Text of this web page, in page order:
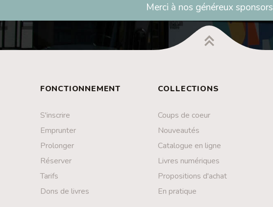
Merci à nos généreux sponsors
FONCTIONNEMENT
S'inscrire
Emprunter
Prolonger
Réserver
Tarifs
Dons de livres
COLLECTIONS
Coups de coeur
Nouveautés
Catalogue en ligne
Livres numériques
Propositions d'achat
En pratique